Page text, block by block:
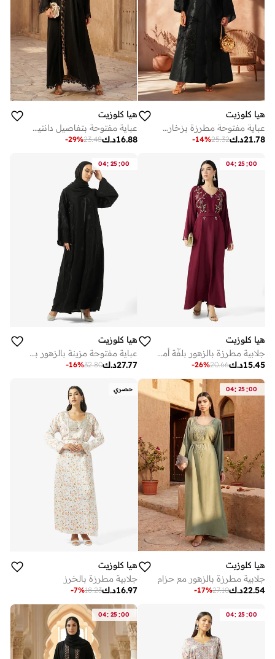
هيا كلوزيت
عباية مفتوحة مطرزة بزخارف زهور وياقة على شكل
د.ك21.78
25.32
-14%
هيا كلوزيت
عباية مفتوحة بتفاصيل دانتيل زهري
د.ك16.88
23.48
-29%
04: 25:00
هيا كلوزيت
جلابية مطرزة بالزهور بلفّة أمامية وحزام
د.ك15.45
20.66
-26%
04: 25:00
هيا كلوزيت
عباية مفتوحة مزينة بالزهور بياقة على شكل
د.ك27.77
32.80
-16%
04: 25:00
هيا كلوزيت
جلابية مطرزة بالزهور مع حزام
د.ك22.54
27.10
-17%
حصري
هيا كلوزيت
جلابية مطرزة بالخرز
د.ك16.97
18.23
-7%
04: 25:00
04: 25:00